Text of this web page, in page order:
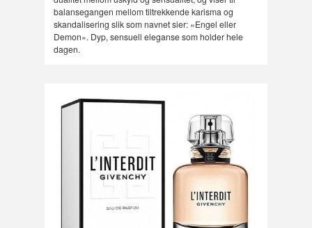
balansegangen mellom tiltrekkende karisma og
skandalisering slik som navnet sier: «Engel eller
Demon». Dyp, sensuell eleganse som holder hele
dagen.